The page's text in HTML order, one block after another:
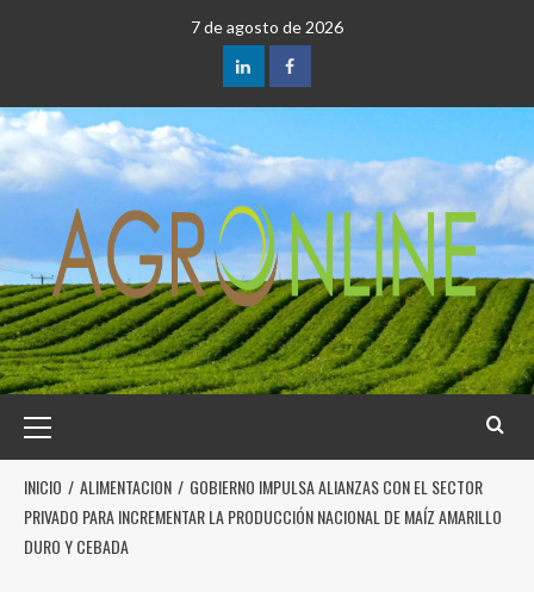
7 de agosto de 2026
INICIO ALIMENTACION
GOBIERNO IMPULSA ALIANZAS CON EL SECTOR
PRIVADO PARA INCREMENTAR LA PRODUCCIÓN NACIONAL DE MAÍZ AMARILLO
DURO Y CEBADA